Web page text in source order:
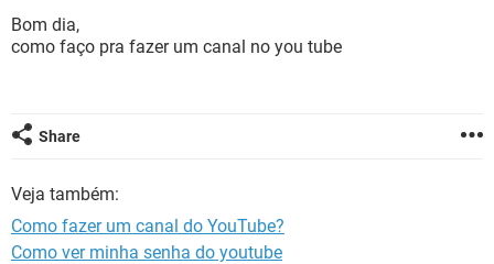
GUIA DE COMPRAS
INSTAGRAM GMAIL
CELULAR
GUIA DE COMPRAS
Bom dia,
como faço pra fazer um canal no you tube
Share
Veja também:
Como fazer um canal do YouTube?
Como ver minha senha do youtube